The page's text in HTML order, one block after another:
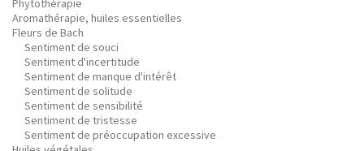
Phytothérapie
Aromathérapie, huiles essentielles
Fleurs de Bach
Sentiment de souci
Sentiment d'incertitude
Sentiment de manque d'intérêt
Sentiment de solitude
Sentiment de sensibilité
Sentiment de tristesse
Sentiment de préoccupation excessive